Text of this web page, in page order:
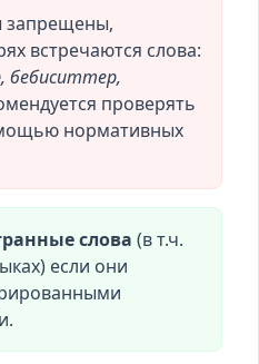
запрещены,
встречаются слова:
бебиситтер,
проверять
нормативных
слова (в т.ч.
если они